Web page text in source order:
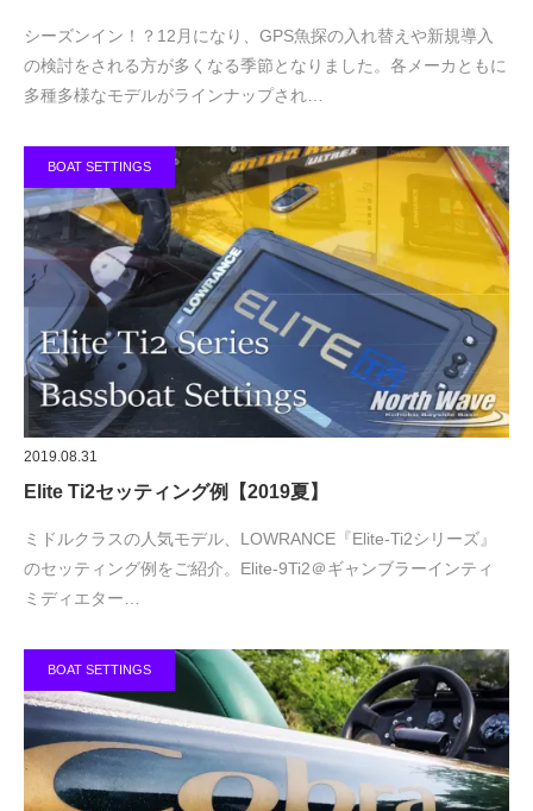
シーズンイン！？12月になり、GPS魚探の入れ替えや新規導入
の検討をされる方が多くなる季節となりました。各メーカともに
多種多様なモデルがラインナップされ…
BOAT SETTINGS
2019.08.31
Elite Ti2セッティング例【2019夏】
ミドルクラスの人気モデル、LOWRANCE『Elite-Ti2シリーズ』
のセッティング例をご紹介。Elite-9Ti2＠ギャンブラーインティ
ミディエター…
BOAT SETTINGS